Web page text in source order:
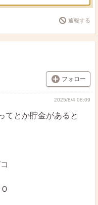
通報する
フォロー
2025/8/4 08:09
てとか貯金があると